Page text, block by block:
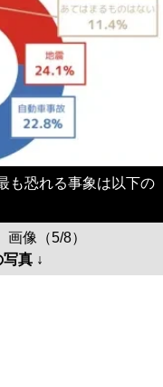
も恐れる事象は以下の
像（5/8）
真 ↓